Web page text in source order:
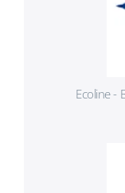
Ecoline -